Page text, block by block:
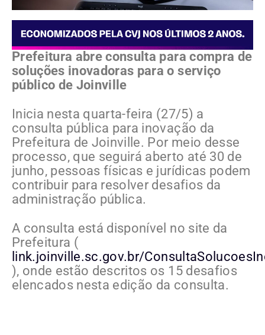
Prefeitura abre consulta para compra de
soluções inovadoras para o serviço
público de Joinville
Inicia nesta quarta-feira (27/5) a
consulta pública para inovação da
Prefeitura de Joinville. Por meio desse
processo, que seguirá aberto até 30 de
junho, pessoas físicas e jurídicas podem
contribuir para resolver desafios da
administração pública.
A consulta está disponível no site da
Prefeitura (
link.joinville.sc.gov.br/
), onde estão descritos os 15 desafios
elencados nesta edição da consulta.